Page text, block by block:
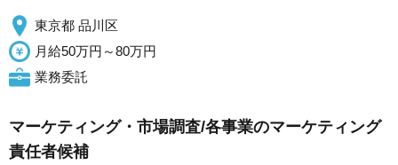
東京都 品川区
月給50万円～80万円
業務委託
マーケティング・市場調査/各事業のマーケティング
責任者候補